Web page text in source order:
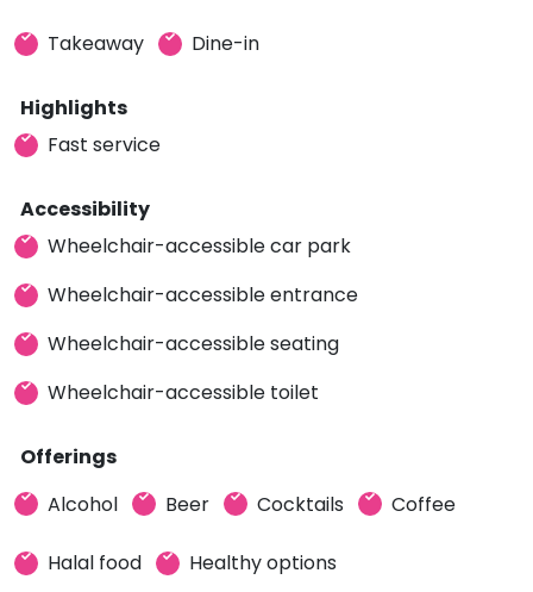
Takeaway Dine-in
Highlights
Fast service
Accessibility
Wheelchair-accessible car park
Wheelchair-accessible entrance
Wheelchair-accessible seating
Wheelchair-accessible toilet
Offerings
Alcohol
Beer Cocktails Coffee
Halal food Healthy options